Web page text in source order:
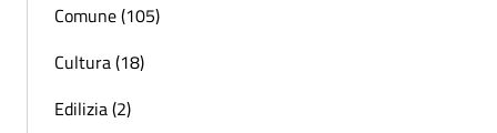
Comune (105)
Cultura (18)
Edilizia (2)